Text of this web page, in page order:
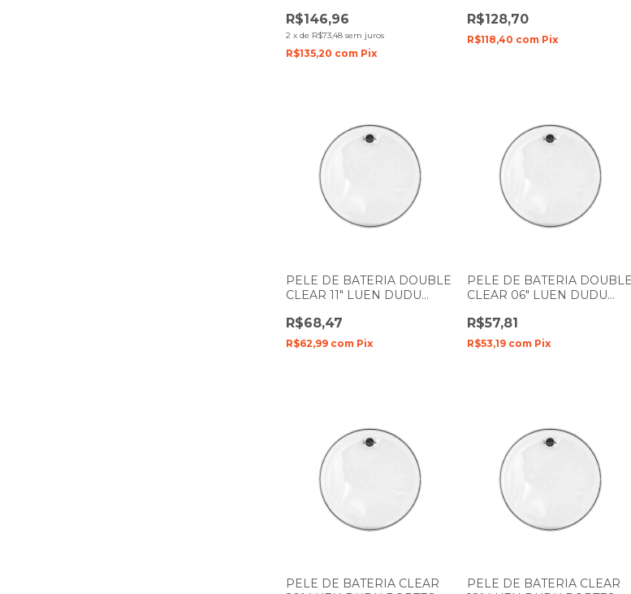
R$146,96
2 xde R$73,48 sem juros
R$135,20 com Pix
R$128,70
R$118,40 com Pix
PELE DE BATERIA DOUBLE
CLEAR 11" LUEN DUDU
R$68,47
R$62,99 com Pix
PELE DE BATERIA DOUBLE
CLEAR 06" LUEN DUDU
R$57,81
R$53,19 com Pix
PELE DE BATERIA CLEAR
PELE DE BATERIA CLEAR